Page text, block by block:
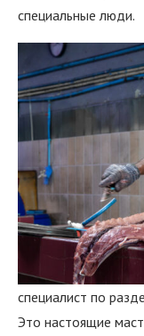
специальные люди.
специалист по
Это настоящие